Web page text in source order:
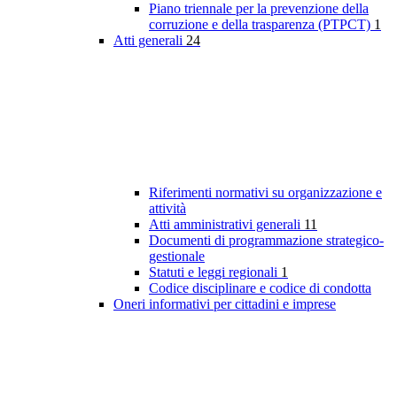
Piano triennale per la prevenzione della
corruzione e della trasparenza (PTPCT) 1
Atti generali 24
Riferimenti normativi su organizzazione e
attività
Atti amministrativi generali 11
Documenti di programmazione strategico-
gestionale
Statuti e leggi regionali 1
Codice disciplinare e codice di condotta
Oneri informativi per cittadini e imprese